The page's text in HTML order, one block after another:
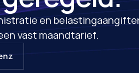
en
vast maandtarief.